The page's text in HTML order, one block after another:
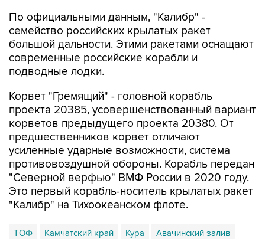
По официальными данным, "Калибр" -
семейство российских крылатых ракет
большой дальности. Этими ракетами оснащают
современные российские корабли и
подводные лодки.
Корвет "Гремящий" - головной корабль
проекта 20385, усовершенствованный вариант
корветов предыдущего проекта 20380. От
предшественников корвет отличают
усиленные ударные возможности, система
противовоздушной обороны. Корабль передан
"Северной верфью" ВМФ России в 2020 году.
Это первый корабль-носитель крылатых ракет
"Калибр" на Тихоокеанском флоте.
ТОФ Камчатский край Кура Авачинский залив